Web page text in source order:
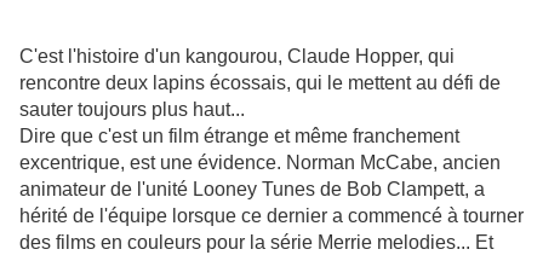
C'est l'histoire d'un kangourou, Claude Hopper, qui
rencontre deux lapins écossais, qui le mettent au défi de
sauter toujours plus haut...
Dire que c'est un film étrange et même franchement
excentrique, est une évidence. Norman McCabe, ancien
animateur de l'unité Looney Tunes de Bob Clampett, a
hérité de l'équipe lorsque ce dernier a commencé à tourner
des films en couleurs pour la série Merrie melodies... Et